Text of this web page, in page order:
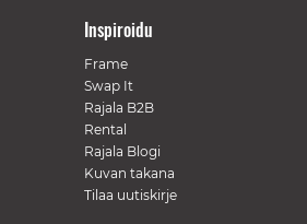
Inspiroidu
Frame
Swap It
Rajala B2B
Rental
Rajala Blogi
Kuvan takana
Tilaa uutiskirje